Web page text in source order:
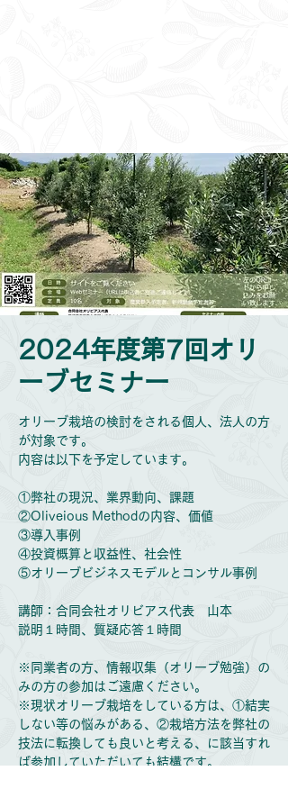
2024年度第7回オリ
ーブセミナー
オリーブ栽培の検討をされる個人、法人の方
が対象です。
内容は以下を予定しています。
①弊社の現況、業界動向、課題
②Oliveious Methodの内容、価値
③導入事例
④投資概算と収益性、社会性
⑤オリーブビジネスモデルとコンサル事例
講師：合同会社オリビアス代表 山本
説明１時間、質疑応答１時間
※同業者の方、情報収集（オリーブ勉強）の
みの方の参加はご遠慮ください。
※現状オリーブ栽培をしている方は、①結実
しない等の悩みがある、②栽培方法を弊社の
技法に転換しても良いと考える、に該当すれ
ば参加していただいても結構です。